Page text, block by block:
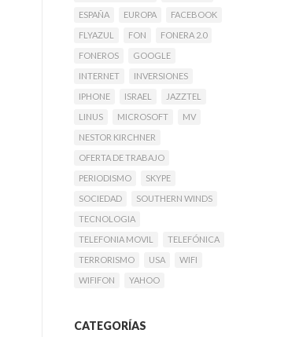
ESPAÑA
EUROPA
FACEBOOK
FLYAZUL
FON
FONERA 2.0
FONEROS
GOOGLE
INTERNET
INVERSIONES
IPHONE
ISRAEL
JAZZTEL
LINUS
MICROSOFT
MV
NESTOR KIRCHNER
OFERTA DE TRABAJO
PERIODISMO
SKYPE
SOCIEDAD
SOUTHERN WINDS
TECNOLOGIA
TELEFONIA MOVIL
TELEFÓNICA
TERRORISMO
USA
WIFI
WIFIFON
YAHOO
CATEGORÍAS